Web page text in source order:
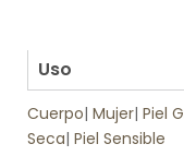
Uso
Cuerpo| Mujer| Piel
Seca| Piel Sensible